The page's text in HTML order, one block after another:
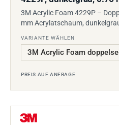
3M Acrylic Foam 4229P –
mm Acrylatschaum,
VARIANTE WÄHLEN
PREIS AUF ANFRAGE